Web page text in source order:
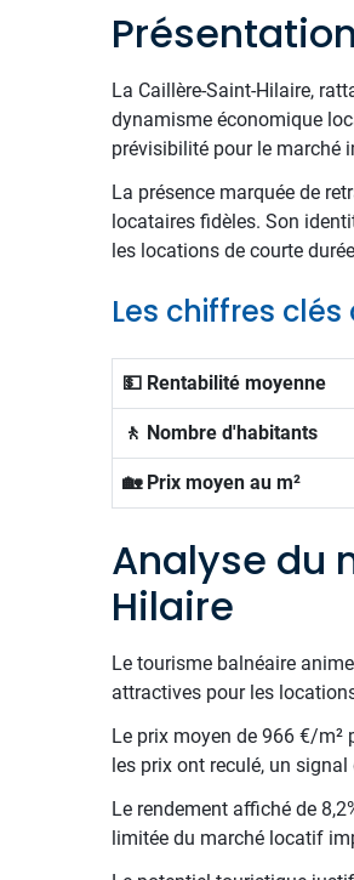
La Caillère-Saint-Hilaire,
dynamisme économique
prévisibilité pour le marché
La présence marquée de
locataires fidèles. Son
les locations de courte
Les chiffres
💵 Rentabilité moyenne
🚶 Nombre d'habitants
🏡 Prix moyen au m²
Analyse du
Hilaire
Le tourisme balnéaire
attractives pour les
Le prix moyen de 966 €/m²
les prix ont reculé, un
Le rendement affiché de
limitée du marché locatif